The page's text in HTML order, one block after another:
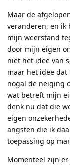
Maar de
veranderen, en ik
mijn weerstand
door mijn eigen
niet het idee van
maar het idee dat
nogal de neiging
wat betreft mijn
denk nu dat die
eigen
angsten die ik
toepassing op
Momenteel zijn